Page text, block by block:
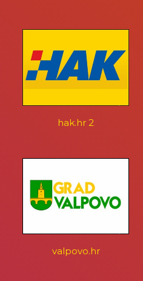
hak.hr 2
valpovo.hr